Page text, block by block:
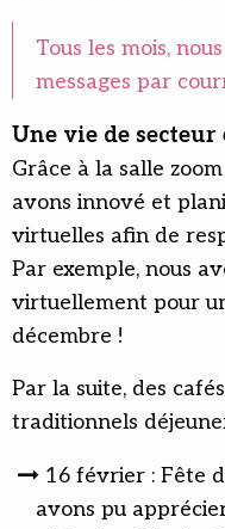
Tous les mois,
messages par
Une vie de
Grâce à la salle
avons innové et
virtuelles afin de
Par exemple, nous
virtuellement pour
décembre !
Par la suite, des
traditionnels
16 février : Fête
avons pu